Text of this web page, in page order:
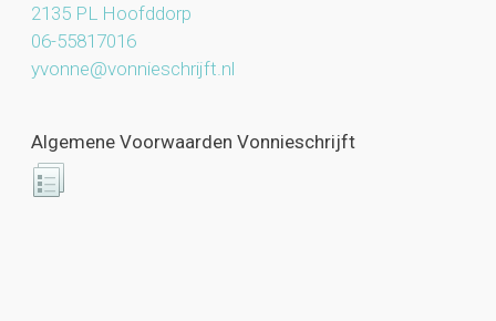
2135 PL Hoofddorp
06-55817016
yvonne@vonnieschrijft.nl
Algemene Voorwaarden Vonnieschrijft